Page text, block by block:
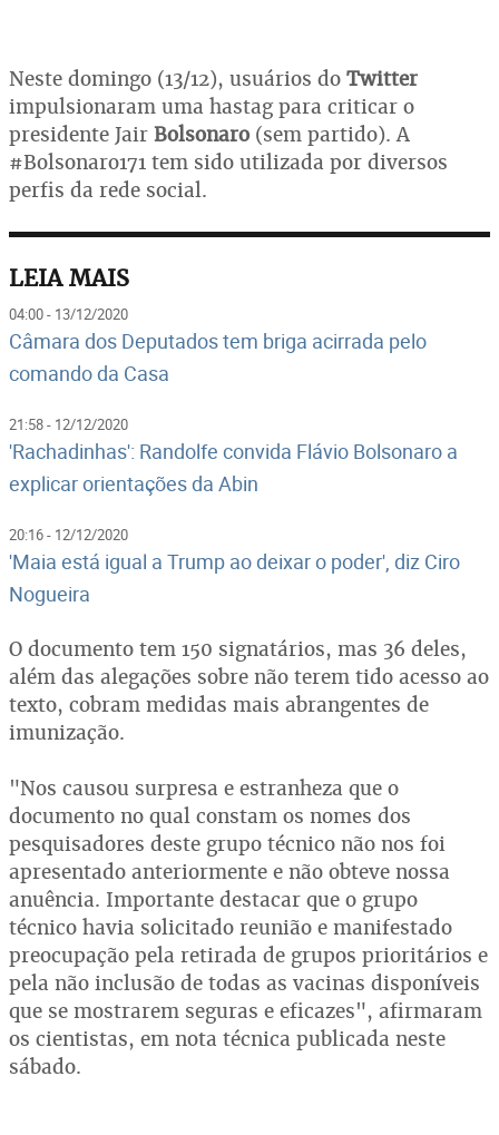
Neste domingo (13/12), usuários do Twitter
impulsionaram uma hastag para criticar o
presidente Jair Bolsonaro (sem partido). A
#Bolsonaro171 tem sido utilizada por diversos
perfis da rede social.
LEIA MAIS
04:00 - 13/12/2020
Câmara dos Deputados tem briga acirrada pelo
comando da Casa
21:58 - 12/12/2020
'Rachadinhas': Randolfe convida Flávio Bolsonaro a
explicar orientações da Abin
20:16 - 12/12/2020
'Maia está igual a Trump ao deixar o poder', diz Ciro
Nogueira
O documento tem 150 signatários, mas 36 deles,
além das alegações sobre não terem tido acesso ao
texto, cobram medidas mais abrangentes de
imunização.
"Nos causou surpresa e estranheza que o
documento no qual constam os nomes dos
pesquisadores deste grupo técnico não nos foi
apresentado anteriormente e não obteve nossa
anuência. Importante destacar que o grupo
técnico havia solicitado reunião e manifestado
preocupação pela retirada de grupos prioritários e
pela não inclusão de todas as vacinas disponíveis
que se mostrarem seguras e eficazes", afirmaram
os cientistas, em nota técnica publicada neste
sábado.